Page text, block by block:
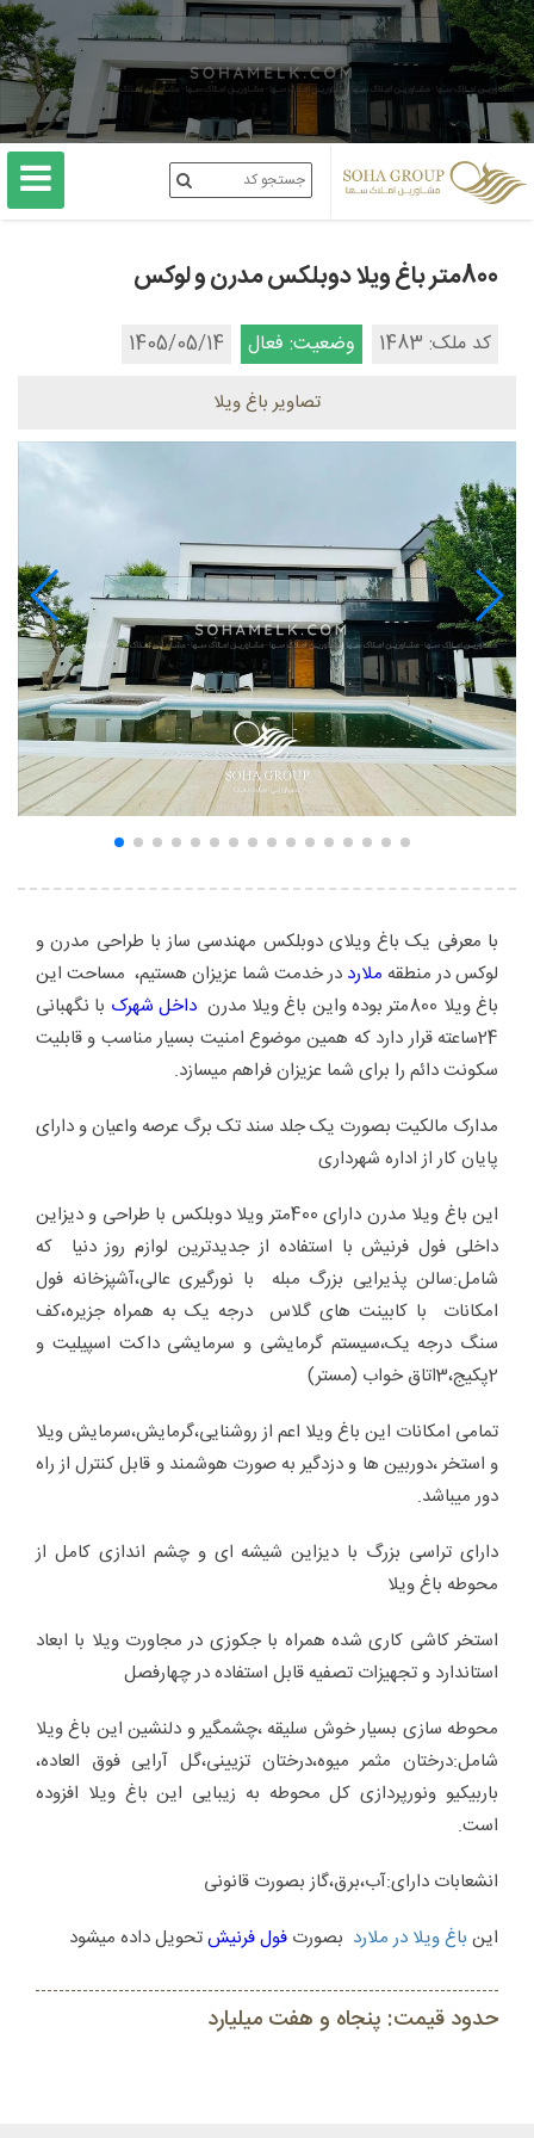
800متر باغ ویلا دوبلکس مدرن و لوکس
کد ملک: 1483 وضعیت: فعال 1405/05/14
تصاویر باغ ویلا
با معرفی یک باغ ویلای دوبلکس مهندسی ساز با طراحی مدرن و
لوکس در منطقه ملارد در خدمت شما عزیزان هستیم، مساحت این
باغ ویلا 800متر بوده واین باغ ویلا مدرن
داخل شهرک با نگهبانی
24ساعته قرار دارد که همین موضوع امنیت بسیار مناسب و قابلیت
سکونت دائم را برای شما عزیزان فراهم میسازد.
مدارک مالکیت بصورت یک جلد سند تک برگ عرصه واعیان و دارای
پایان کار از اداره شهرداری
این باغ ویلا مدرن دارای 400متر ویلا دوبلکس با طراحی و دیزاین
داخلی فول فرنیش با استفاده از جدیدترین لوازم روز دنیا که
شامل:سالن پذیرایی بزرگ مبله با نورگیری عالی،آشپزخانه فول
امکانات با کابینت های گلاس درجه یک به همراه جزیره،کف
سنگ درجه یک،سیستم گرمایشی و سرمایشی داکت اسپیلیت و
2پکیج،3اتاق خواب (مستر)
تمامی امکانات این باغ ویلا اعم از روشنایی،گرمایش،سرمایش ویلا
و استخر ،دوربین ها و دزدگیر به صورت هوشمند و قابل کنترل از راه
دور میباشد.
دارای تراسی بزرگ با دیزاین شیشه ای و چشم اندازی کامل از
محوطه باغ ویلا
استخر کاشی کاری شده همراه با جکوزی در مجاورت ویلا با ابعاد
استاندارد و تجهیزات تصفیه قابل استفاده در چهارفصل
محوطه سازی بسیار خوش سلیقه ،چشمگیر و دلنشین این باغ ویلا
شامل:درختان مثمر میوه،درختان تزیینی،گل آرایی فوق العاده،
باربیکیو ونورپردازی کل محوطه به زیبایی این باغ ویلا افزوده
است.
انشعابات دارای:آب،برق،گاز بصورت قانونی
این باغ ویلا در ملارد بصورت فول فرنیشتحویل داده میشود
حدود قیمت: پنجاه و هفت میلیارد